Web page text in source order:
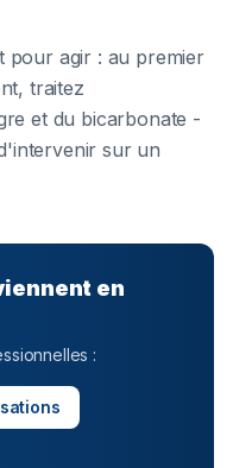
pour agir : au premier
traitez
et du bicarbonate -
sur un
en
: